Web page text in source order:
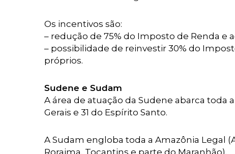
Os incentivos são:
– redução de 75% do Imposto de Renda e
– possibilidade de reinvestir 30% do
próprios.
Sudene e Sudam
A área de atuação da Sudene abarca toda
Gerais e 31 do Espírito Santo.
A Sudam engloba toda a Amazônia Legal
Roraima, Tocantins e parte do Maranhão).